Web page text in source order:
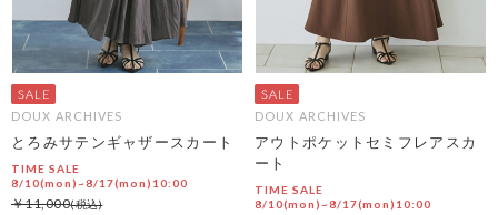
DOUX ARCHIVES
とろみサテンギャザースカート
TIME SALE
8/10(mon)~8/17(mon)10:00
￥11,000
DOUX ARCHIVES
アウトポケットセミフレアスカ
ート
TIME SALE
8/10(mon)~8/17(mon)10:00